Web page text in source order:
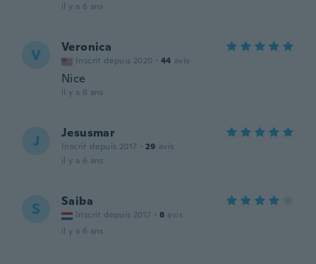
il y a 6 ans
V Veronica
Inscrit depuis 2020 · 44 avis
Nice
il y a 6 ans
J Jesusmar
Inscrit depuis 2017 · 29 avis
il y a 6 ans
S Saiba
Inscrit depuis 2017 · 8 avis
il y a 6 ans